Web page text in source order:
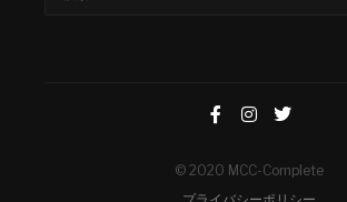
© 2020 MCC-Complete